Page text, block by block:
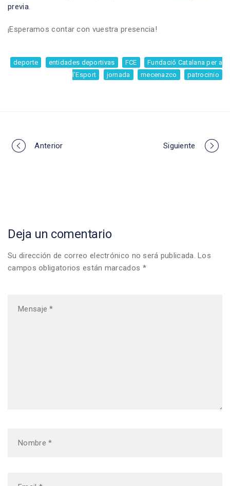
previa.
¡Esperamos contar con vuestra presencia!
deporte entidades deportivas FCE
Fundació Catalana per a
l'Esport
jornada mecenazco patrocinio
Portfolio
Anterior Siguiente
Deja un comentario
Su dirección de correo electrónico no será publicada. Los
campos obligatorios están marcados *